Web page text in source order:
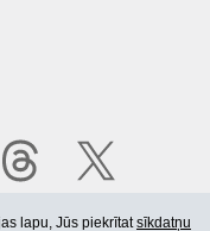
lapu, Jūs piekrītatsīkdatņu